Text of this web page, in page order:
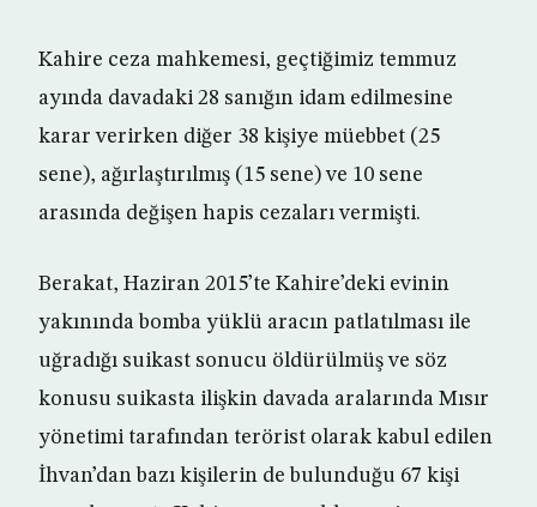
Kahire ceza mahkemesi, geçtiğimiz temmuz
ayında davadaki 28 sanığın idam edilmesine
karar verirken diğer 38 kişiye müebbet (25
sene), ağırlaştırılmış (15 sene) ve 10 sene
arasında değişen hapis cezaları vermişti.
Berakat, Haziran 2015’te Kahire’deki evinin
yakınında bomba yüklü aracın patlatılması ile
uğradığı suikast sonucu öldürülmüş ve söz
konusu suikasta ilişkin davada aralarında Mısır
yönetimi tarafından terörist olarak kabul edilen
İhvan’dan bazı kişilerin de bulunduğu 67 kişi